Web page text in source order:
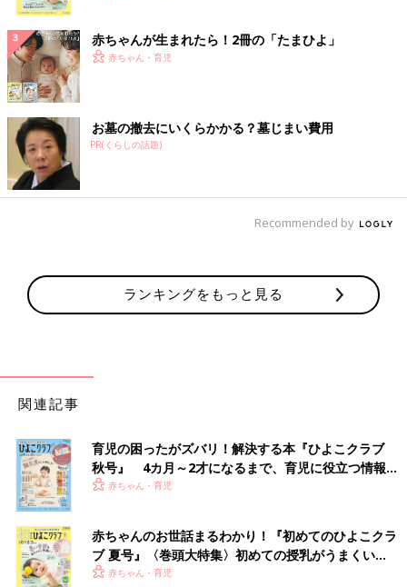
●にんじんしりしり
「にんじんをピーラーで薄くそいで、ツナと麺つゆで炒めるだ
け。にんじんが苦手な子どもたちもこれは大好きで喜んで食べま
す。作りたてじゃなくてもおいしいので、毎回数日分の作り置き
で４本のにんじんを使いますよ」
●生春巻き
「大学のクラスメイトにベトナムの子がいて、よくみんなで集ま
ダ菜など。作ったのを皿に出すのではなく、手巻き寿司みたいに
食べるときに自分で自分の分をつくります」
すね。
（文・古川はる香）
た⁉ 20周年を迎えるキッズデザイン賞
に見る子どもの変化
2026年2月19日、「キッズデザイン賞20周年・
リニューアル発表会」が都内で開催されまし
刷新され、多様な分野の専門家が新審査員とし
て参加することとなり、その一人として、たま
ひよ統括編集長の米谷明子が選ばれました。妊
娠期から育児期まで、長年にわたり子育て世代
■文中のコメントはすべて、『ウィメンズパーク』（2022年1月
末まで）の投稿からの抜粋です。
赤ちゃんが生まれたら！2冊の「たまひよ」
赤ちゃん・育児
お墓の撤去にいくらかかる？墓じまい費用
PR(くらしの話題)
Recommended by
ランキングをもっと見る
関連記事
育児の困ったがズバリ！解決する本『ひよこクラブ
秋号』 4カ月～2才になるまで、育児に役立つ情報が
いっぱい！
赤ちゃん・育児
赤ちゃんのお世話まるわかり！『初めてのひよこクラ
ブ 夏号』〈巻頭大特集〉初めての授乳がうまくい
く！ おっぱい・ミルクの基本と夏のトラブル 解決テ
赤ちゃん・育児